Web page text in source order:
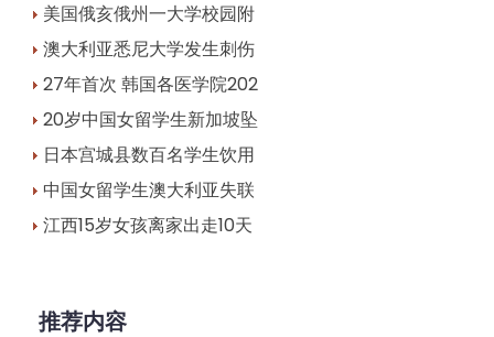
美国俄亥俄州一大学校园附
澳大利亚悉尼大学发生刺伤
27年首次 韩国各医学院202
20岁中国女留学生新加坡坠
日本宫城县数百名学生饮用
中国女留学生澳大利亚失联
江西15岁女孩离家出走10天
推荐内容